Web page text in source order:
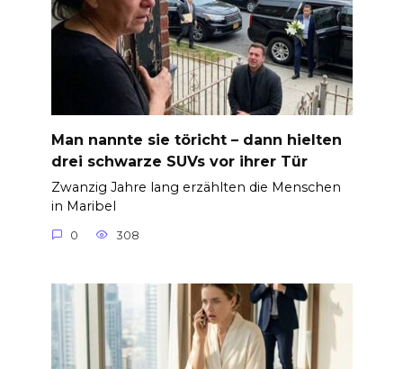
Man nannte sie töricht – dann hielten
drei schwarze SUVs vor ihrer Tür
Zwanzig Jahre lang erzählten die Menschen
in Maribel
0 308